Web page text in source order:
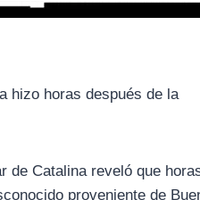
hizo horas después de la
de Catalina reveló que
proveniente de